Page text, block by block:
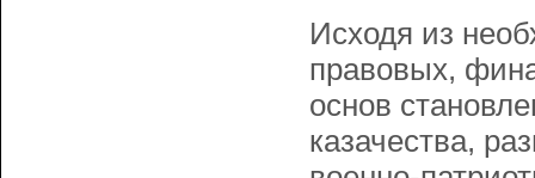
Исходя из
правовых,
основ
казачества,